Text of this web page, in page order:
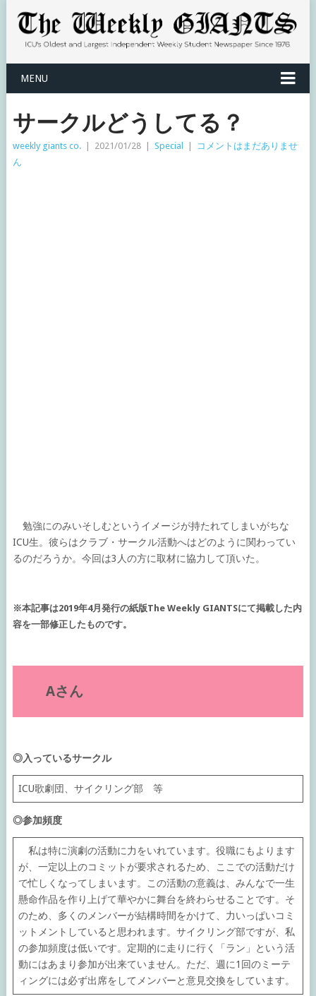
MENU
サークルどうしてる？
weekly giants co. 2021/01/28 Special
コメントはまだありませ
ん
勉強にのみいそしむというイメージが持たれてしまいがちな
ICU生。彼らはクラブ・サークル活動へはどのように関わってい
るのだろうか。今回は3人の方に取材に協力して頂いた。
※本記事は2019年4月発行の紙版The Weekly GIANTSにて掲載した内
容を一部修正したものです。
Aさん
◎入っているサークル
ICU歌劇団、サイクリング部 等
◎参加頻度
私は特に演劇の活動に力をいれています。役職にもよります
が、一定以上のコミットが要求されるため、ここでの活動だけ
で忙しくなってしまいます。この活動の意義は、みんなで一生
懸命作品を作り上げて華やかに舞台を終わらせることです。そ
のため、多くのメンバーが結構時間をかけて、力いっぱいコミ
ットメントしていると思われます。サイクリング部ですが、私
の参加頻度は低いです。定期的に走りに行く「ラン」という活
動にはあまり参加が出来ていません。ただ、週に1回のミーテ
ィングには必ず出席をしてメンバーと意見交換をしています。